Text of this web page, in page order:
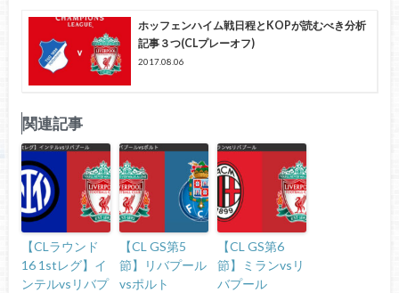
ホッフェンハイム戦日程とKOPが読むべき分析
記事３つ(CLプレーオフ)
2017.08.06
関連記事
【CLラウンド
16 1stレグ】イ
ンテルvsリバプ
【CL GS第5
節】リバプール
vsポルト
【CL GS第6
節】ミランvsリ
バプール